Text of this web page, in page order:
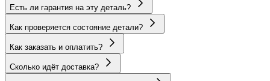
Есть ли гарантия на эту деталь?
Как проверяется состояние детали?
Как заказать и оплатить?
Сколько идёт доставка?